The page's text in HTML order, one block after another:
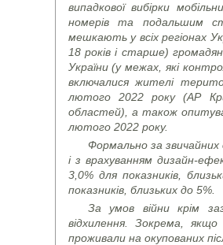
випадкової вибірки
номерів та подальшим
мешкають у всіх регіонах
18 років і старше)
України (у межах, які
включалися жителі
лютого 2022 року (АР
областей), а також
лютого 2022 року.
Формально за
і з врахуванням дизайн-
3,0% для показників,
показників, близьких до 5%.
За умов війни крім
відхилення. Зокрема,
проживали на окупованих